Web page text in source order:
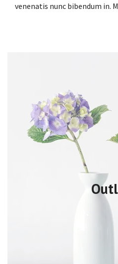
venenatis nunc bibendum in.